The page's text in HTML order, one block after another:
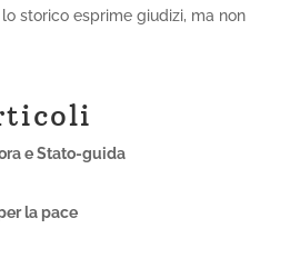
storico esprime giudizi, ma non
e Stato-guida
la pace